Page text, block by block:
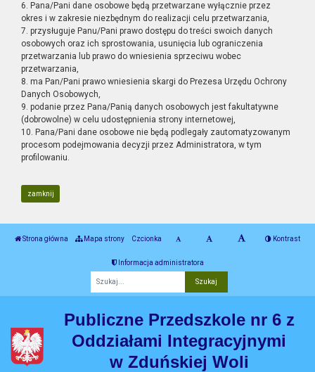
6. Pana/Pani dane osobowe będą przetwarzane wyłącznie przez
okres i w zakresie niezbędnym do realizacji celu przetwarzania,
7. przysługuje Panu/Pani prawo dostępu do treści swoich danych
osobowych oraz ich sprostowania, usunięcia lub ograniczenia
przetwarzania lub prawo do wniesienia sprzeciwu wobec
przetwarzania,
8. ma Pan/Pani prawo wniesienia skargi do Prezesa Urzędu Ochrony
Danych Osobowych,
9. podanie przez Pana/Panią danych osobowych jest fakultatywne
(dobrowolne) w celu udostępnienia strony internetowej,
10. Pana/Pani dane osobowe nie będą podlegały zautomatyzowanym
procesom podejmowania decyzji przez Administratora, w tym
profilowaniu.
zamknij
Strona główna Mapa strony Czcionka Kontrast
Informacja administratora
Publiczne Przedszkole nr 6 z
Oddziałami Integracyjnymi
w Zduńskiej Woli